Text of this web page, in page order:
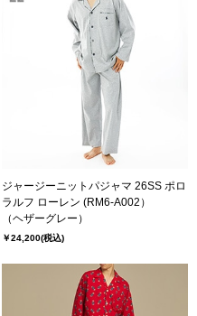
ジャージーニットパジャマ 26SS ポロ
ラルフ ローレン (RM6-A002）
（ヘザーグレー）
￥24,200(税込)